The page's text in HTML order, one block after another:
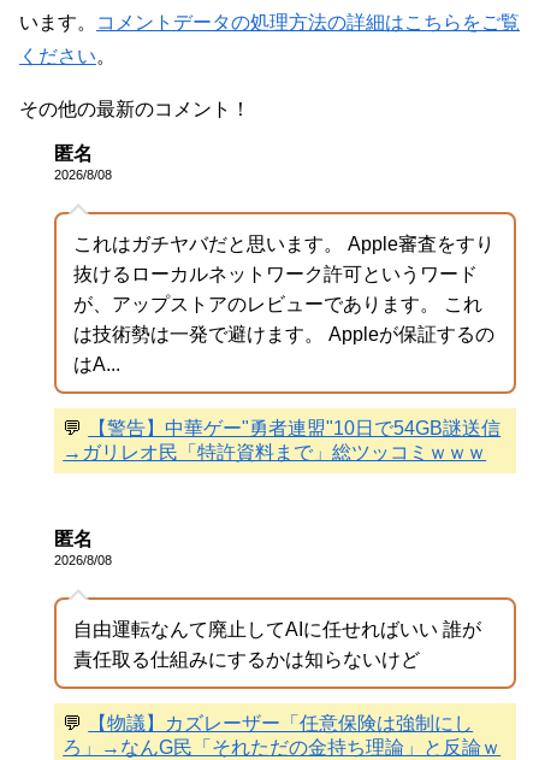
います。
コメントデータの処理方法の詳細はこちらをご覧
ください。
その他の最新のコメント！
匿名
2026/8/08
これはガチヤバだと思います。 Apple審査をすり
抜けるローカルネットワーク許可というワード
が、アップストアのレビューであります。 これ
は技術勢は一発で避けます。 Appleが保証するの
はA...
💬
【警告】中華ゲー"勇者連盟"10日で54GB謎送信
→ガリレオ民「特許資料まで」総ツッコミｗｗｗ
匿名
2026/8/08
自由運転なんて廃止してAIに任せればいい 誰が
責任取る仕組みにするかは知らないけど
💬
【物議】カズレーザー「任意保険は強制にし
ろ」→なんG民「それただの金持ち理論」と反論ｗ